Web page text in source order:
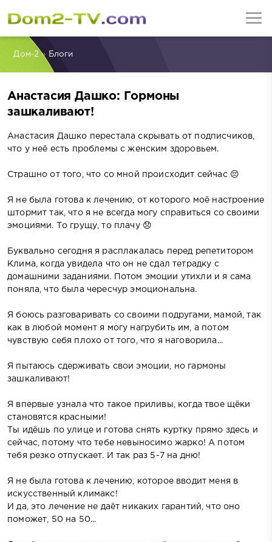
Дом-2» Блоги
Анастасия Дашко: Гормоны
зашкаливают!
Анастасия Дашко перестала скрывать от подписчиков,
что у неё есть проблемы с женским здоровьем.
Страшно от того, что со мной происходит сейчас 😔
Я не была готова к лечению, от которого моё настроение
штормит так, что я не всегда могу справиться со своими
эмоциями. То грущу, то плачу 😞
Буквально сегодня я расплакалась перед репетитором
Клима, когда увидела что он не сдал тетрадку с
домашними заданиями. Потом эмоции утихли и я сама
поняла, что была чересчур эмоциональна.
Я боюсь разговаривать со своими подругами, мамой, так
как в любой момент я могу нагрубить им, а потом
чувствую себя плохо от того, что я наговорила...
Я пытаюсь сдерживать свои эмоции, но гармоны
зашкаливают!
Я впервые узнала что такое приливы, когда твое щёки
становятся красными!
Ты идёшь по улице и готова снять куртку прямо здесь и
сейчас, потому что тебе невыносимо жарко! А потом
тебя резко отпускает. И так раз 5-7 на дню!
Я не была готова к лечению, которое вводит меня в
искусственный климакс!
И да, это лечение не даёт никаких гарантий, что оно
поможет, 50 на 50...